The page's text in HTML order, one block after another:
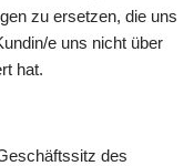
zu ersetzen, die uns
e uns nicht über
hat.
des